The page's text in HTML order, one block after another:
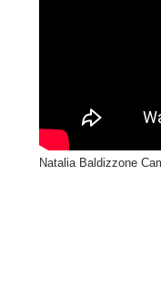
Natalia Baldizzone